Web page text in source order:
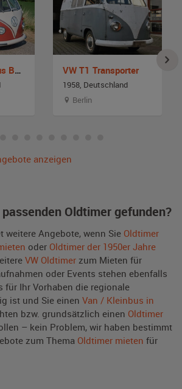
VW Typ 2 T1 Bus Bulli VW T1 Transporter
1958, Deutschland
Berlin
anzeigen
Oldtimer gefunden?
weitere Angebote, wenn Sie Oldtimer
oder Oldtimer der 1950er Jahre
VW Oldtimer zum Mieten für
oder Events stehen ebenfalls
für Ihr Vorhaben die regionale
ist und Sie einen Van / Kleinbus in
bzw. grundsätzlich einen Oldtimer
– kein Problem, wir haben bestimmt
zum Thema Oldtimer mieten für